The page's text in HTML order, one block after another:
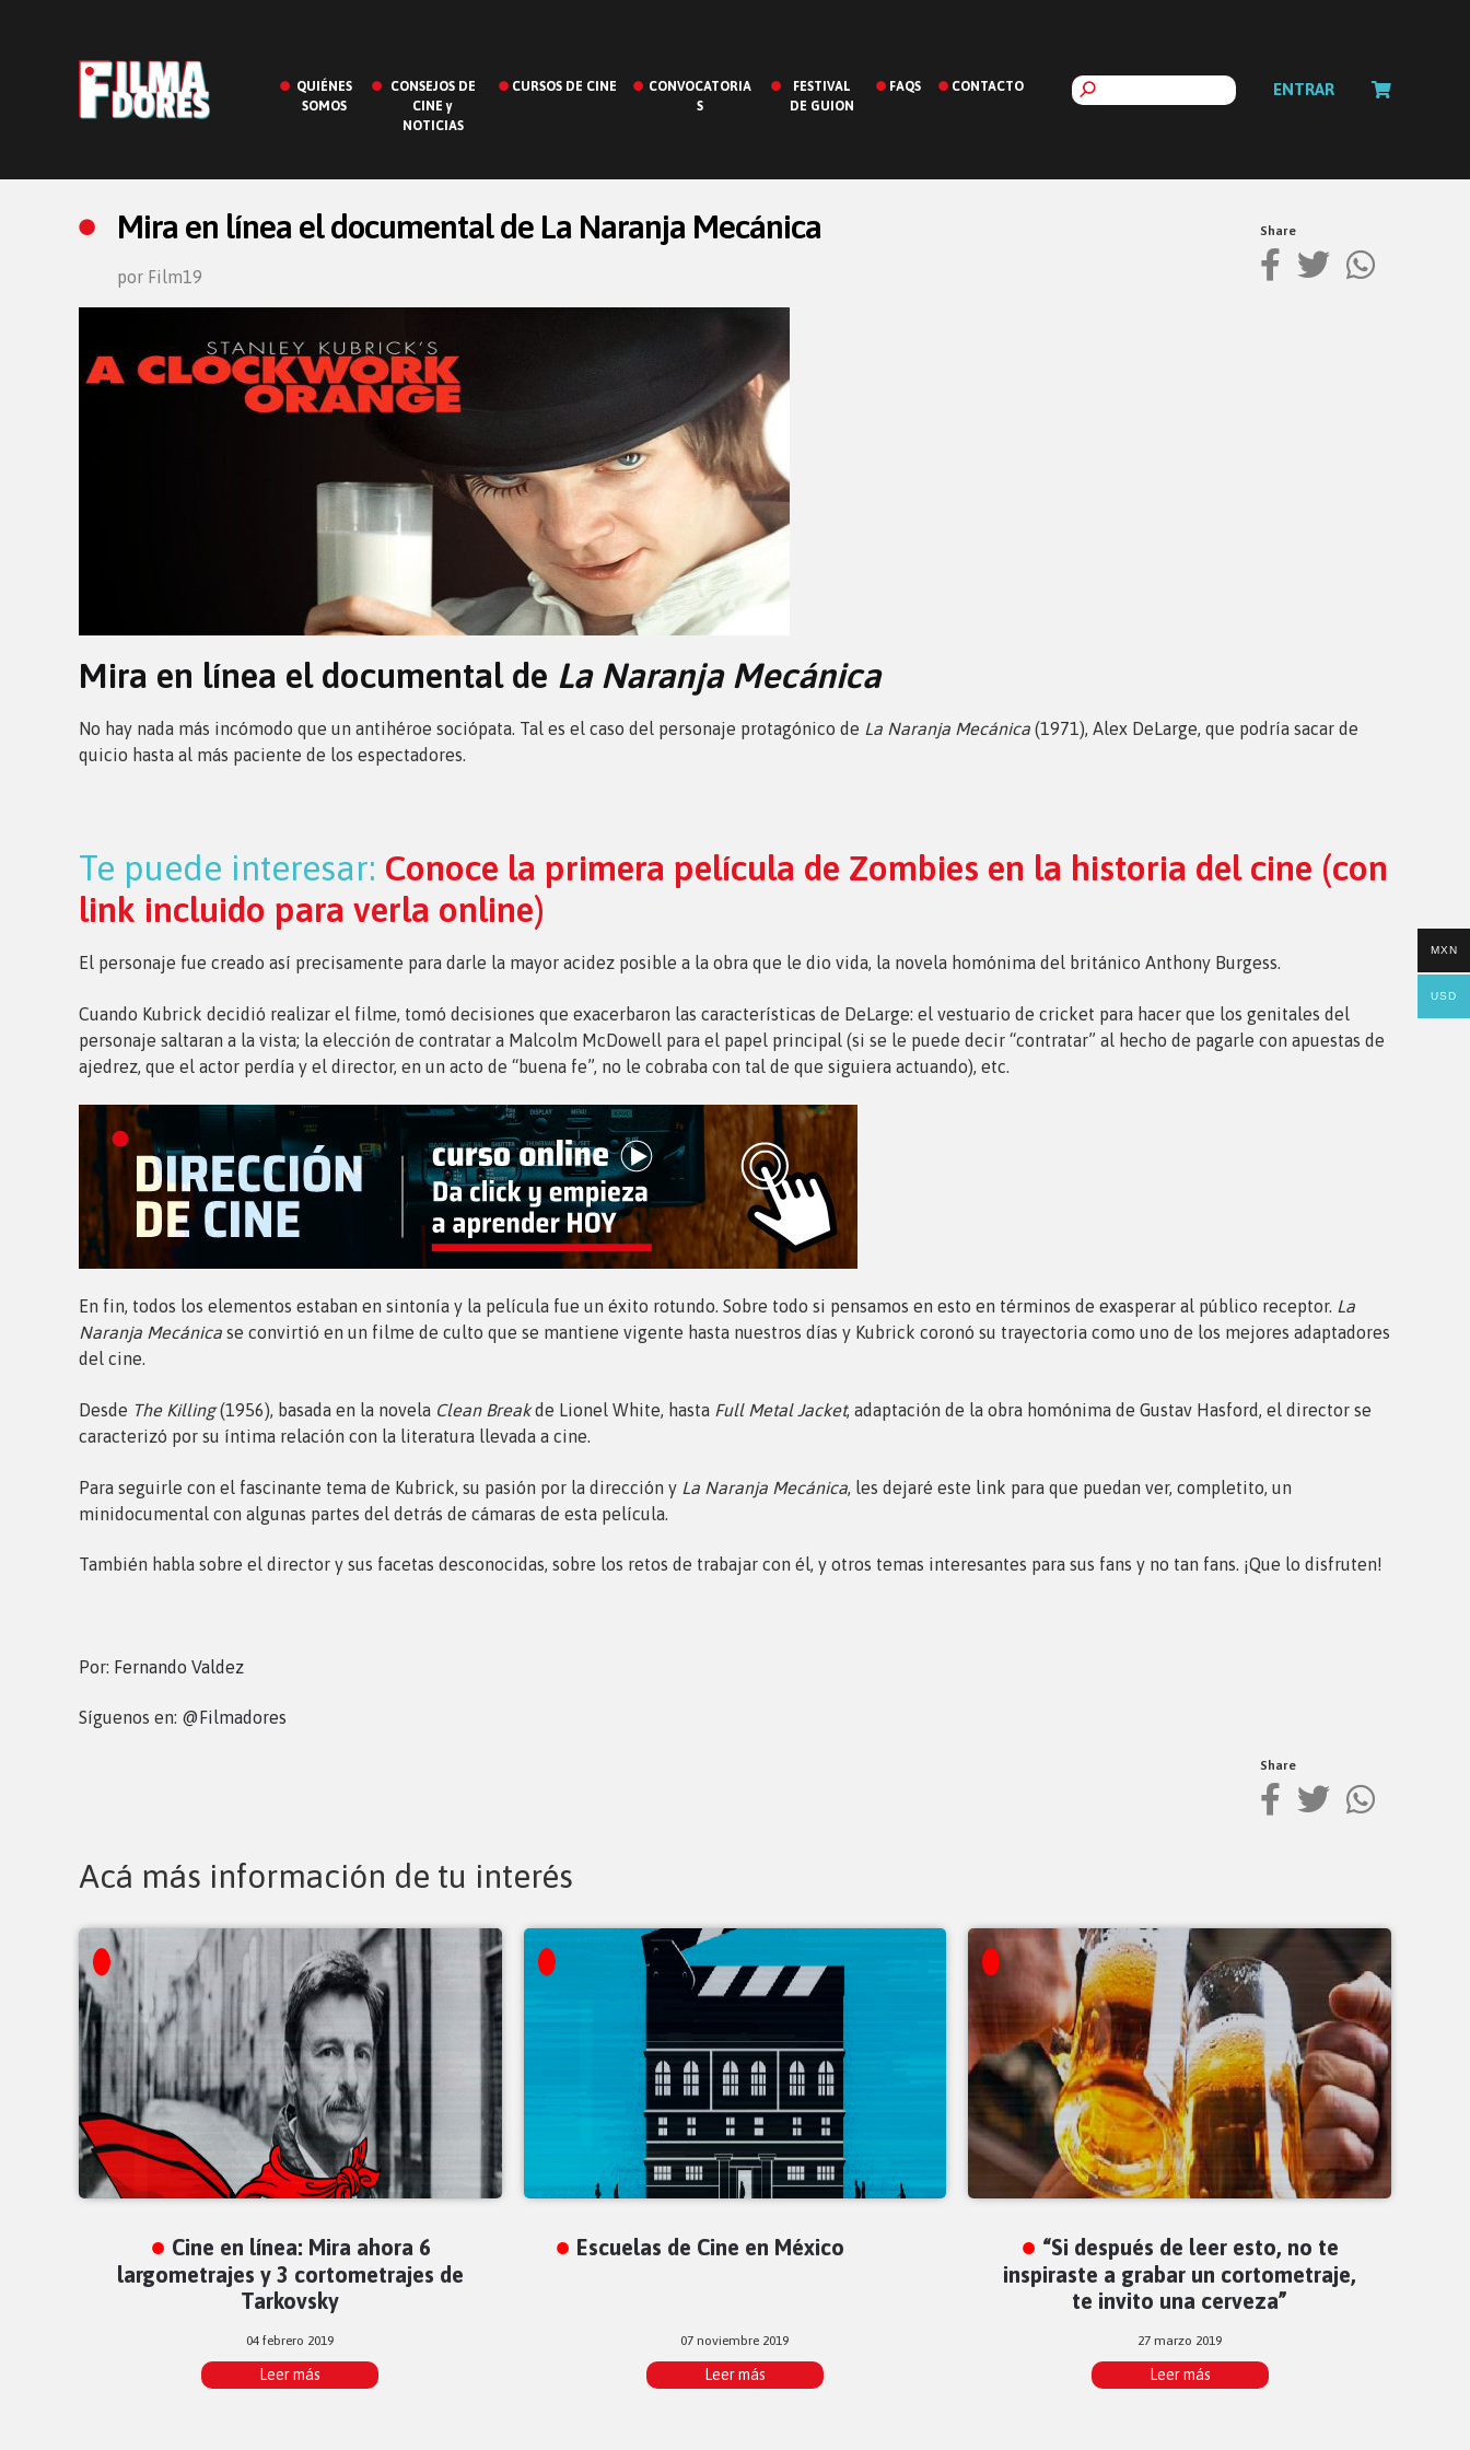
QUIÉNES
SOMOS
CONSEJOS DE
CINE y
NOTICIAS
CURSOS DE CINE
CONVOCATORIA
S
FESTIVAL
DE GUION
FAQS CONTACTO ENTRAR
Mira en línea el documental de La Naranja Mecánica
por Film19
Share
Mira en línea el documental de La Naranja Mecánica
No hay nada más incómodo que un antihéroe sociópata. Tal es el caso del personaje protagónico de La Naranja Mecánica (1971), Alex DeLarge, que podría sacar de
quicio hasta al más paciente de los espectadores.
Te puede interesar: Conoce la primera película de Zombies en la historia del cine (con
link incluido para verla online)
El personaje fue creado así precisamente para darle la mayor acidez posible a la obra que le dio vida, la novela homónima del británico Anthony Burgess.
Cuando Kubrick decidió realizar el filme, tomó decisiones que exacerbaron las características de DeLarge: el vestuario de cricket para hacer que los genitales del
personaje saltaran a la vista; la elección de contratar a Malcolm McDowell para el papel principal (si se le puede decir “contratar” al hecho de pagarle con apuestas de
ajedrez, que el actor perdía y el director, en un acto de “buena fe”, no le cobraba con tal de que siguiera actuando), etc.
En fin, todos los elementos estaban en sintonía y la película fue un éxito rotundo. Sobre todo si pensamos en esto en términos de exasperar al público receptor. La
Naranja Mecánica se convirtió en un filme de culto que se mantiene vigente hasta nuestros días y Kubrick coronó su trayectoria como uno de los mejores adaptadores
del cine.
Desde The Killing(1956), basada en la novela Clean Breakde Lionel White, hasta Full Metal Jacket, adaptación de la obra homónima de Gustav Hasford, el director se
caracterizó por su íntima relación con la literatura llevada a cine.
Para seguirle con el fascinante tema de Kubrick, su pasión por la dirección y La Naranja Mecánica, les dejaré este link para que puedan ver, completito, un
minidocumental con algunas partes del detrás de cámaras de esta película.
También habla sobre el director y sus facetas desconocidas, sobre los retos de trabajar con él, y otros temas interesantes para sus fans y no tan fans. ¡Que lo disfruten!
Por: Fernando Valdez
Síguenos en: @Filmadores
Share
Acá más información de tu interés
Cine en línea: Mira ahora 6
largometrajes y 3 cortometrajes de
Tarkovsky
04 febrero 2019
Leer más
Escuelas de Cine en México
07 noviembre 2019
Leer más
“Si después de leer esto, no te
inspiraste a grabar un cortometraje,
te invito una cerveza”
27 marzo 2019
Leer más
MXN
USD